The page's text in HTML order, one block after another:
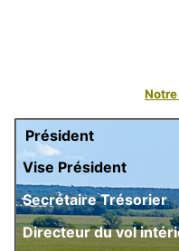
Vise Président
Secrétaire Trésorier
Directeur du vol